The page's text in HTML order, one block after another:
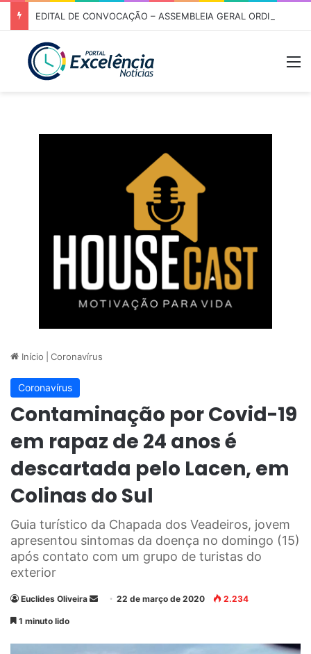
Início Coronavírus
Coronavírus
Contaminação por Covid-19
em rapaz de 24 anos é
descartada pelo Lacen, em
Colinas do Sul
Guia turístico da Chapada dos Veadeiros, jovem
apresentou sintomas da doença no domingo (15)
após contato com um grupo de turistas do
exterior
Euclides Oliveira 22 de março de 2020 2.234
1 minuto lido